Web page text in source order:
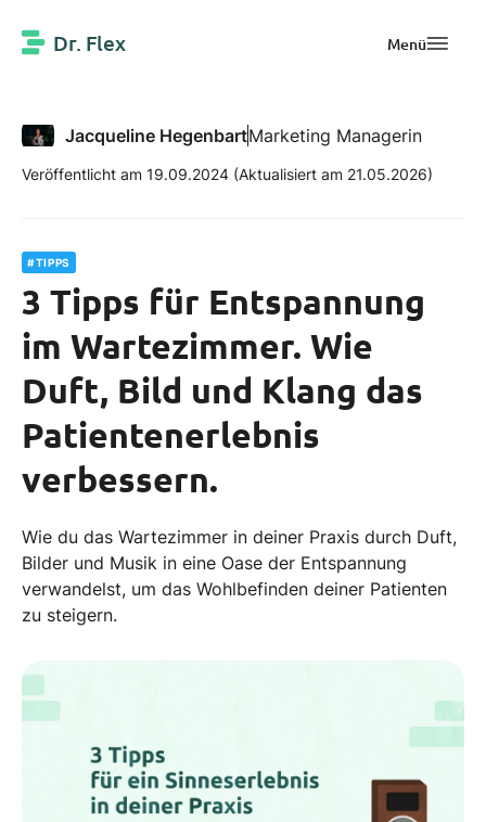
Dr. Flex Menü
Jacqueline HegenbartMarketing Managerin
Veröffentlicht am 19.09.2024 (Aktualisiert am 21.05.2026)
#TIPPS
3 Tipps für Entspannung
im Wartezimmer. Wie
Duft, Bild und Klang das
Patientenerlebnis
verbessern.
Wie du das Wartezimmer in deiner Praxis durch Duft,
Bilder und Musik in eine Oase der Entspannung
verwandelst, um das Wohlbefinden deiner Patienten
zu steigern.